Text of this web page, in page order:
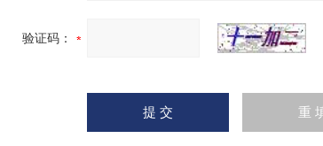
验证码：